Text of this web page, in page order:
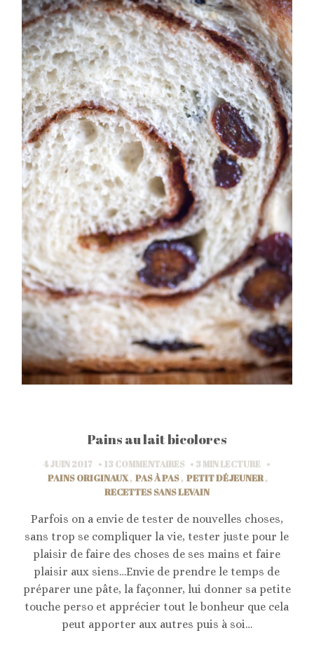
Pains au lait bicolores
4 JUIN 2017 13 COMMENTAIRES 3 MINLECTURE
PAINS ORIGINAUX, PAS À PAS, PETIT DÉJEUNER,
RECETTES SANS LEVAIN
Parfois on a envie de tester de nouvelles choses,
sans trop se compliquer la vie, tester juste pour le
plaisir de faire des choses de ses mains et faire
plaisir aux siens…Envie de prendre le temps de
préparer une pâte, la façonner, lui donner sa petite
touche perso et apprécier tout le bonheur que cela
peut apporter aux autres puis à soi…